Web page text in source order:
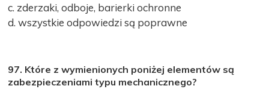
c. zderzaki, odboje, barierki ochronne
d. wszystkie odpowiedzi są poprawne
97. Które z wymienionych poniżej elementów są
zabezpieczeniami typu mechanicznego?